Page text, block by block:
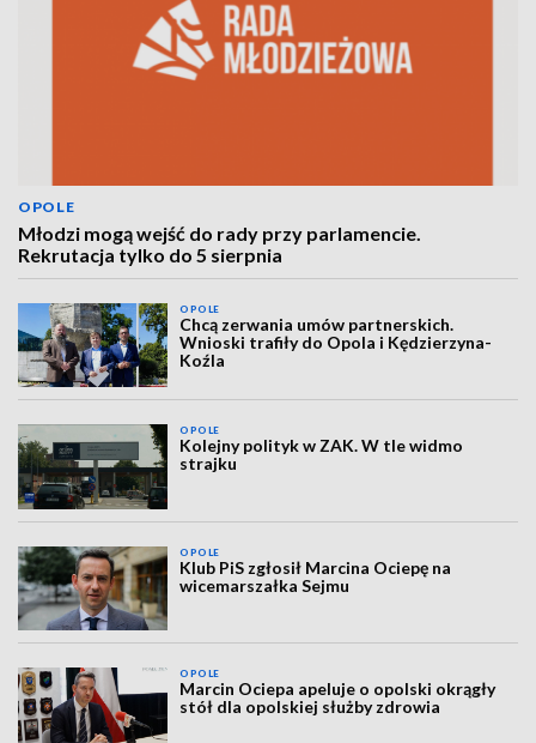
OPOLE
Młodzi mogą wejść do rady przy parlamencie.
Rekrutacja tylko do 5 sierpnia
OPOLE
Chcą zerwania umów partnerskich.
Wnioski trafiły do Opola i Kędzierzyna-
Koźla
OPOLE
Kolejny polityk w ZAK. W tle widmo
strajku
OPOLE
Klub PiS zgłosił Marcina Ociepę na
wicemarszałka Sejmu
OPOLE
Marcin Ociepa apeluje o opolski okrągły
stół dla opolskiej służby zdrowia